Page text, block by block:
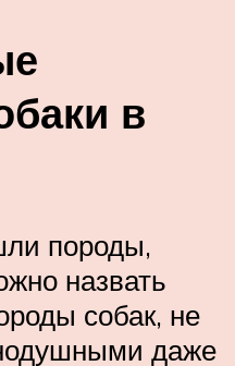
в
породы,
назвать
собак, не
даже